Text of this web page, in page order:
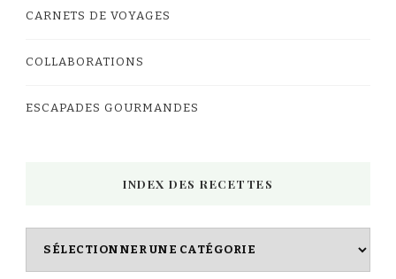
CARNETS DE VOYAGES
COLLABORATIONS
ESCAPADES GOURMANDES
INDEX DES RECETTES
Index